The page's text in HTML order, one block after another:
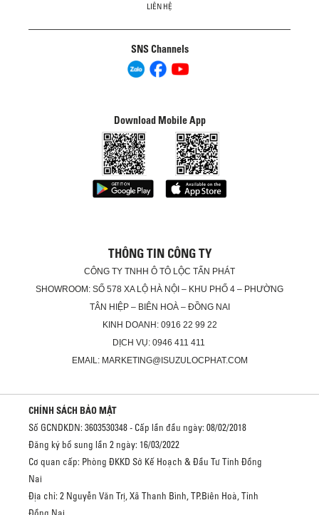
LIÊN HỆ
SNS Channels
Download Mobile App
THÔNG TIN CÔNG TY
CÔNG TY TNHH Ô TÔ LỘC TẤN PHÁT
SHOWROOM: SỐ 578 XA LỘ HÀ NỘI – KHU PHỐ 4 – PHƯỜNG
TÂN HIỆP – BIÊN HOÀ – ĐỒNG NAI
KINH DOANH: 0916 22 99 22
DỊCH VỤ: 0946 411 411
EMAIL: MARKETING@ISUZULOCPHAT.COM
CHÍNH SÁCH BẢO MẬT
Số GCNDKDN: 3603530348 - Cấp lần đầu ngày: 08/02/2018
Đăng ký bổ sung lần 2 ngày: 16/03/2022
Cơ quan cấp: Phòng ĐKKD Sở Kế Hoạch & Đầu Tư Tỉnh Đồng
Nai
Địa chỉ: 2 Nguyễn Văn Trị, Xã Thanh Bình, TP.Biên Hoà, Tỉnh